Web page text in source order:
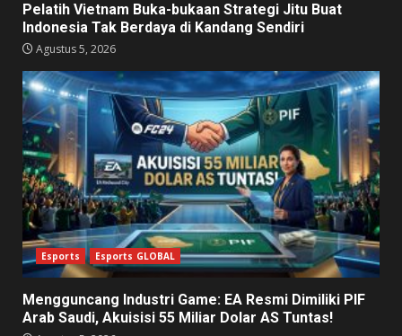
Pelatih Vietnam Buka-bukaan Strategi Jitu Buat
Indonesia Tak Berdaya di Kandang Sendiri
Agustus 5, 2026
Esports Esports GLOBAL
Mengguncang Industri Game: EA Resmi Dimiliki PIF
Arab Saudi, Akuisisi 55 Miliar Dolar AS Tuntas!